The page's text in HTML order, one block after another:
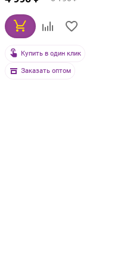
Купить в один клик
Заказать оптом